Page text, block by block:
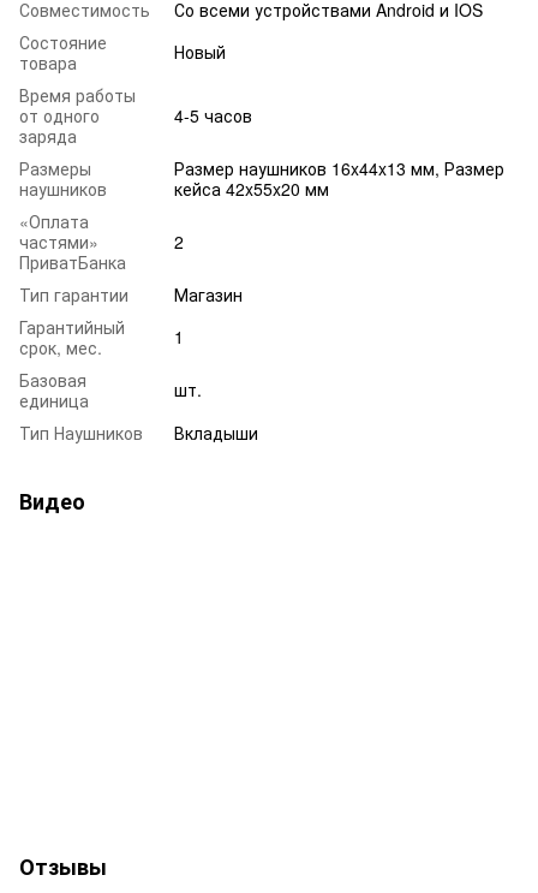
Совместимость
Со всеми устройствами Android и IOS
Состояние
товара
Новый
Время работы
от одного
заряда
4-5 часов
Размеры
наушников
Размер наушников 16x44x13 мм, Размер
кейса 42x55x20 мм
«Оплата
частями»
ПриватБанка
2
Тип гарантии
Магазин
Гарантийный
срок, мес.
1
Базовая
единица
шт.
Тип Наушников
Вкладыши
Видео
Отзывы